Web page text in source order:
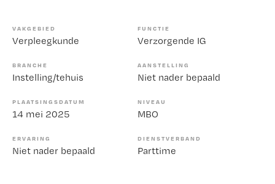
VAKGEBIED
Verpleegkunde
FUNCTIE
Verzorgende IG
BRANCHE
Instelling/tehuis
AANSTELLING
Niet nader bepaald
PLAATSINGSDATUM
14 mei 2025
NIVEAU
MBO
ERVARING
Niet nader bepaald
DIENSTVERBAND
Parttime